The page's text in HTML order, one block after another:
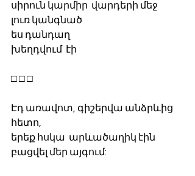
սիրուն կարմիր  վարդերի մեջ
լուռ կանգնած
ես դանդաղ
խեղդվում  էի
□ □ □
Էդ առավոտ, գիշերվա անձրևից
հետո,
երեք հսկա  արևածաղիկ էին
բացվել մեր այգում: